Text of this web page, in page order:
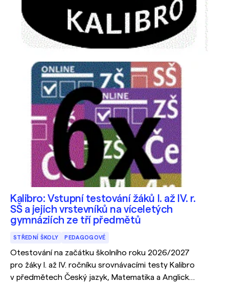
Kalibro: Vstupní testování žáků I. až IV. r.
SŠ a jejich vrstevníků na víceletých
gymnáziích ze tří předmětů
STŘEDNÍ ŠKOLY PEDAGOGOVÉ
Otestování na začátku školního roku 2026/2027
pro žáky I. až IV. ročníku srovnávacími testy Kalibro
v předmětech Český jazyk, Matematika a Anglický